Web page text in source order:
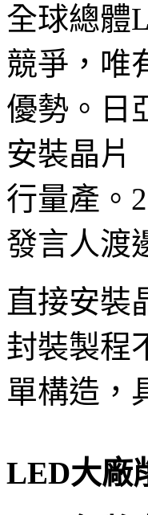
全球總體
競爭 ，
優勢。日
安裝晶片
行量產。
發言人渡
直接安裝
封裝製程
單構造，
LED大廠